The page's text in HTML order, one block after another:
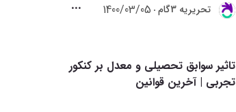
تحريريه 3گام 1400/03/05
تاثیر سوابق تحصیلی و معدل بر کنکور
تجربی | آخرین قوانین